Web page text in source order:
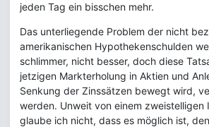
jeden Tag ein bisschen mehr.
Das unterliegende Problem der nicht
amerikanischen Hypothekenschulden
schlimmer, nicht besser, doch diese
jetzigen Markterholung in Aktien und
Senkung der Zinssätzen bewegt wird,
werden. Unweit von einem zweistelligen
glaube ich nicht, dass es möglich ist,